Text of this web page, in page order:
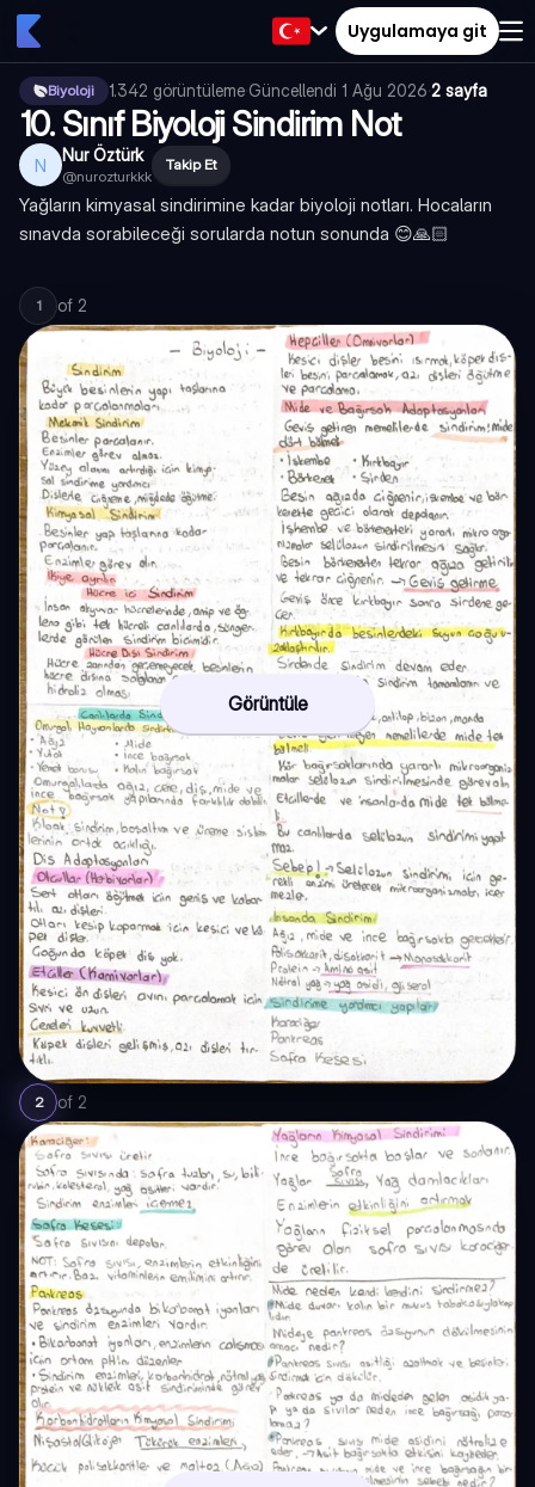
Uygulamaya git
Biyoloji 1.342 görüntüleme·Güncellendi 1 Ağu 2026·2 sayfa
10. Sınıf Biyoloji Sindirim Not
N Nur Öztürk
@nurozturkkk
Takip Et
Yağların kimyasal sindirimine kadar biyoloji notları. Hocaların
sınavda sorabileceği sorularda notun sonunda 😊🙏🏻
1 of 2
Görüntüle
2 of 2